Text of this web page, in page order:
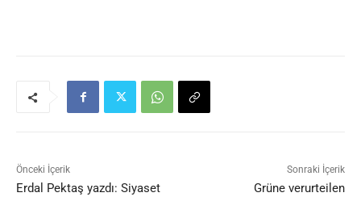
Önceki İçerik
Erdal Pektaş yazdı: Siyaset
Sonraki İçerik
Grüne verurteilen